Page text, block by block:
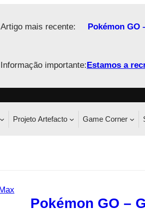
Artigo mais recente: Pokémon GO
Informação importante:Estamos a
Projeto Artefacto Game Corner
Pokémon GO –